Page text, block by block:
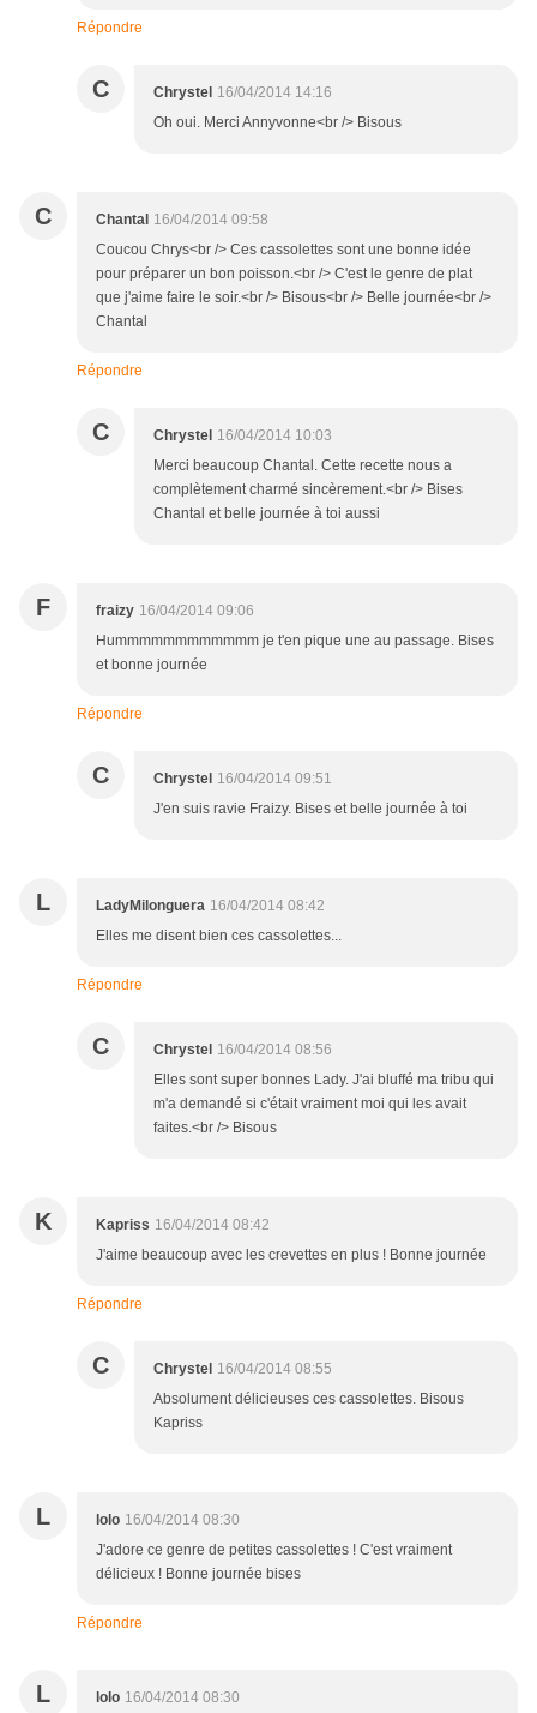
Répondre
C Chrystel 16/04/2014 14:16
Oh oui. Merci Annyvonne<br /> Bisous
C Chantal 16/04/2014 09:58
Coucou Chrys<br /> Ces cassolettes sont une bonne idée
pour préparer un bon poisson.<br /> C'est le genre de plat
que j'aime faire le soir.<br /> Bisous<br /> Belle journée<br />
Chantal
Répondre
C Chrystel 16/04/2014 10:03
Merci beaucoup Chantal. Cette recette nous a
complètement charmé sincèrement.<br /> Bises
Chantal et belle journée à toi aussi
F fraizy 16/04/2014 09:06
Hummmmmmmmmmmm je t'en pique une au passage. Bises
et bonne journée
Répondre
C Chrystel 16/04/2014 09:51
J'en suis ravie Fraizy. Bises et belle journée à toi
L LadyMilonguera 16/04/2014 08:42
Elles me disent bien ces cassolettes...
Répondre
C Chrystel 16/04/2014 08:56
Elles sont super bonnes Lady. J'ai bluffé ma tribu qui
m'a demandé si c'était vraiment moi qui les avait
faites.<br /> Bisous
K Kapriss 16/04/2014 08:42
J'aime beaucoup avec les crevettes en plus ! Bonne journée
Répondre
C Chrystel 16/04/2014 08:55
Absolument délicieuses ces cassolettes. Bisous
Kapriss
L lolo 16/04/2014 08:30
J'adore ce genre de petites cassolettes ! C'est vraiment
délicieux ! Bonne journée bises
Répondre
L lolo 16/04/2014 08:30